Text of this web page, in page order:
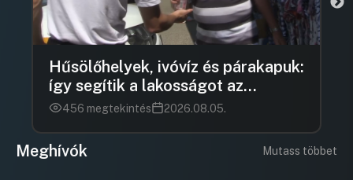
Hűsölőhelyek, ivóvíz és párakapuk:
így segítik a lakosságot az
önkormányzatok a kánikulában
456 megtekintés 2026.08.05.
Meghívók Mutass többet